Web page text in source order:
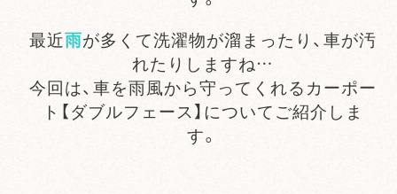
最近雨が多くて洗濯物が溜まったり、車が汚
れたりしますね…
今回は、車を雨風から守ってくれるカーポー
ト【ダブルフェース】についてご紹介しま
す。